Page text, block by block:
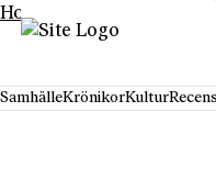
Hoppa till innehåll
SamhälleKrönikorKultur